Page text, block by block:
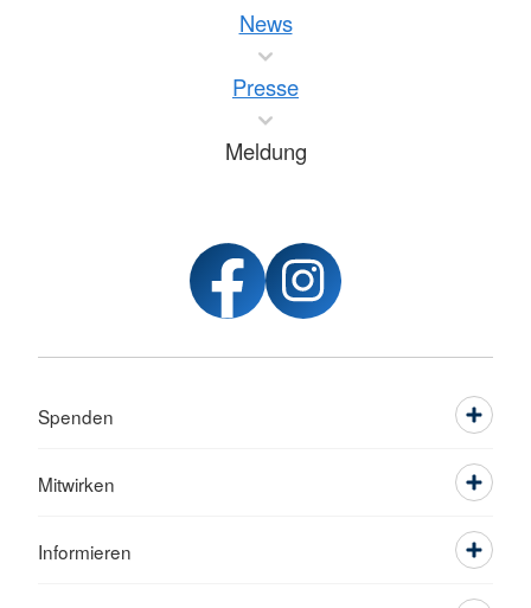
News
Presse
Meldung
Spenden
Mitwirken
Informieren